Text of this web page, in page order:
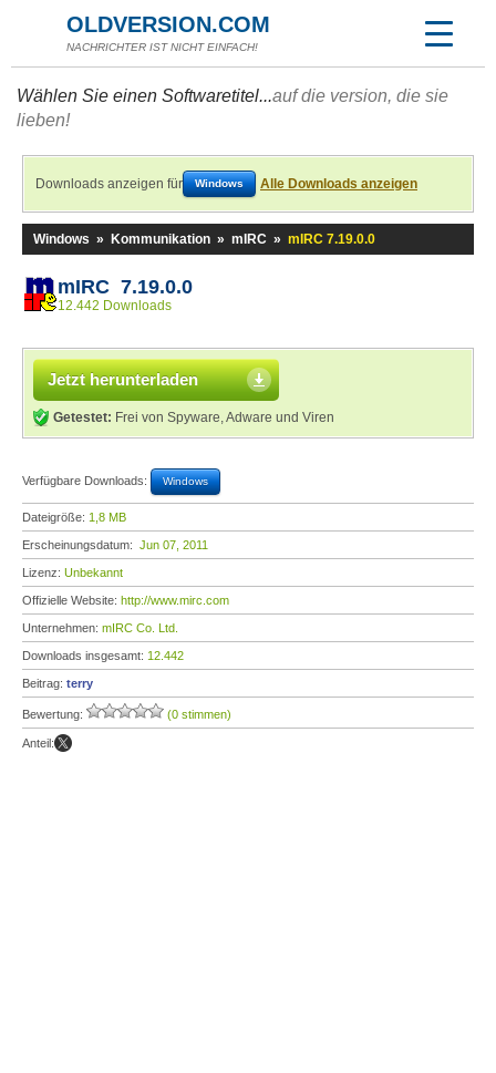
OLDVERSION.COM
NACHRICHTER IST NICHT EINFACH!
Wählen Sie einen Softwaretitel...auf die version, die sie
lieben!
Downloads anzeigen für Windows Alle Downloads anzeigen
Windows » Kommunikation » mIRC » mIRC 7.19.0.0
mIRC 7.19.0.0
12.442 Downloads
Jetzt herunterladen
Getestet: Frei von Spyware, Adware und Viren
Verfügbare Downloads: Windows
Dateigröße: 1,8 MB
Erscheinungsdatum: Jun 07, 2011
Lizenz: Unbekannt
Offizielle Website: http://www.mirc.com
Unternehmen: mIRC Co. Ltd.
Downloads insgesamt: 12.442
Beitrag: terry
Bewertung: (0 stimmen)
Anteil: